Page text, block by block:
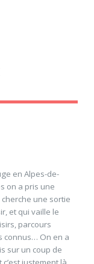
en Alpes-de-
on a pris une
une sortie
et qui vaille le
parcours
connus… On en a
sur un coup de